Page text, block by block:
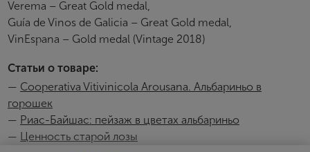
Verema – Great Gold medal,
Guía de Vinos de Galicia – Great Gold medal,
VinEspana – Gold medal (Vintage 2018)
Статьи о товаре:
— Cooperativa Vitivinicola Аrоusаnа. Альбариньо в
горошек
— Риас-Байшас: пейзаж в цветах альбариньо
— Ценность старой лозы